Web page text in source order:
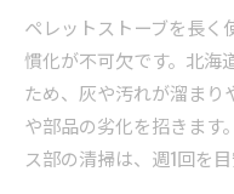
ペレットストーブを長く
慣化が不可欠です。北海
ため、灰や汚れが溜まり
や部品の劣化を招きます
ス部の清掃は、週1回を